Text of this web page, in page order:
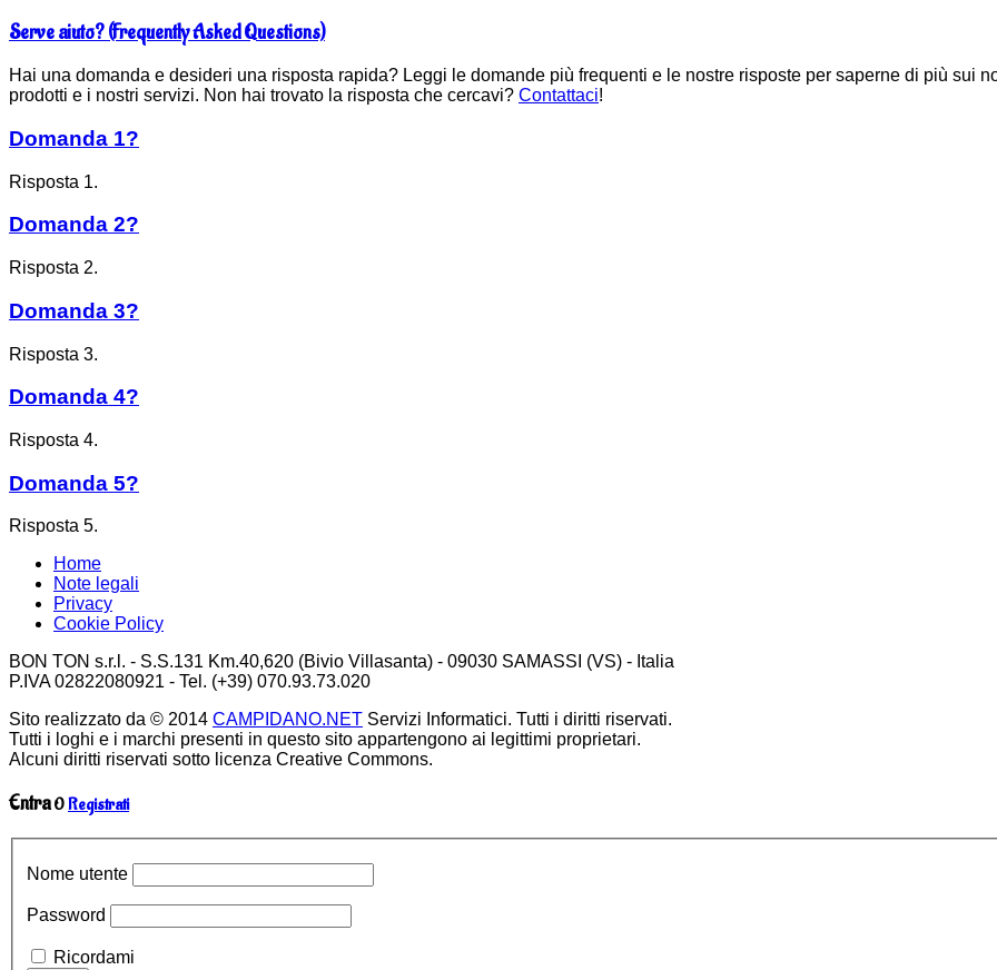
Serve aiuto? (Frequently Asked Questions)
Hai una domanda e desideri una risposta rapida? Leggi le domande più frequenti e le nostre risposte per saperne di più sui
prodotti e i nostri servizi. Non hai trovato la risposta che cercavi? Contattaci!
Domanda 1?
Risposta 1.
Domanda 2?
Risposta 2.
Domanda 3?
Risposta 3.
Domanda 4?
Risposta 4.
Domanda 5?
Risposta 5.
Home
Note legali
Privacy
Cookie Policy
BON TON s.r.l. - S.S.131 Km.40,620 (Bivio Villasanta) - 09030 SAMASSI (VS) - Italia
P.IVA 02822080921 - Tel. (+39) 070.93.73.020
Sito realizzato da © 2014 CAMPIDANO.NET Servizi Informatici. Tutti i diritti riservati.
Tutti i loghi e i marchi presenti in questo sito appartengono ai legittimi proprietari.
Alcuni diritti riservati sotto licenza Creative Commons.
EntraORegistrati
Nome utente
Password
Ricordami